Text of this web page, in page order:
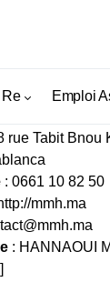
Re Emploi
rue Tabit Bnou
: 0661 10 82 50
mmh.ma
: HANNAOUI